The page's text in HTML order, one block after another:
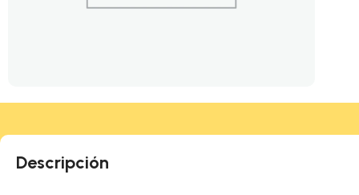
Descripción